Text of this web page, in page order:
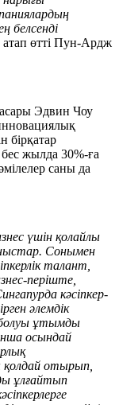
белсенді
атап өтті Пун-Ардж
Эдвин Чоу
бірқатар
жылда 30%-ға
саны да
үшін қолайлы
Сонымен
талант,
періште,
кәсіпкер-
әлемдік
болуы ұтымды
осындай
отырып,
ұлғайтып